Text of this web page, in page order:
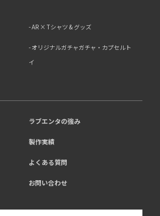
AR × Tシャツ & グッズ
オリジナルガチャガチャ・カプセルト
イ
ラブエンタの強み
製作実績
よくある質問
お問い合わせ